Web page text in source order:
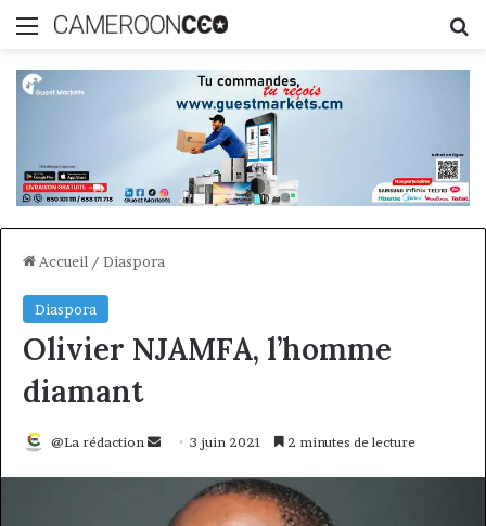
Menu
Accueil / Diaspora
Diaspora
Olivier NJAMFA, l’homme
diamant
@La rédaction
Envoyer
courriel
3 juin 2021 2 minutes de lecture